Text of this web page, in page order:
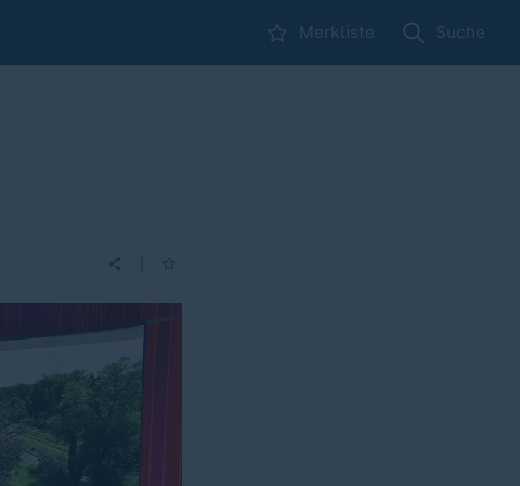
Merkliste Suche